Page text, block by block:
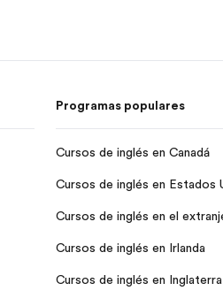
Programas populares
Cursos de inglés en Canadá
Cursos de inglés en Estados
Cursos de inglés en el
Cursos de inglés en Irlanda
Cursos de inglés en Inglaterra